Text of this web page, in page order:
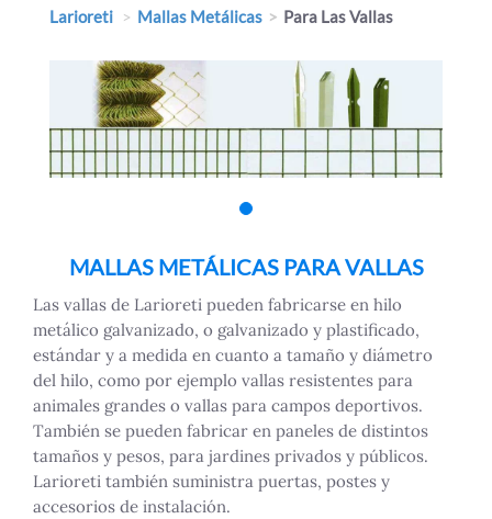
Larioreti Mallas Metálicas Para Las Vallas
MALLAS METÁLICAS PARA VALLAS
Las vallas de Larioreti pueden fabricarse en hilo
metálico galvanizado, o galvanizado y plastificado,
estándar y a medida en cuanto a tamaño y diámetro
del hilo, como por ejemplo vallas resistentes para
animales grandes o vallas para campos deportivos.
También se pueden fabricar en paneles de distintos
tamaños y pesos, para jardines privados y públicos.
Larioreti también suministra puertas, postes y
accesorios de instalación.